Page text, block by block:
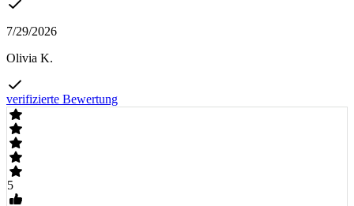
7/29/2026
Olivia K.
verifizierte Bewertung
5